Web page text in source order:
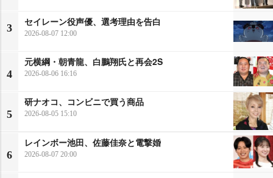
3
セイレーン役声優、選考理由を告白
2026-08-07 12:00
4
元横綱・朝青龍、白鵬翔氏と再会2S
2026-08-06 16:16
5
研ナオコ、コンビニで買う商品
2026-08-05 15:10
6
レインボー池田、佐藤佳奈と電撃婚
2026-08-07 20:00